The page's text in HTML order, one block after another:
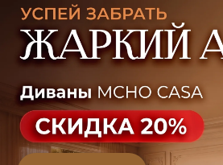
Панели
Свет
Декор
Контакты
Монтаж
Оплата и доставка
Ковры
+7 (499) 916-60-66
Ежедневно, с 10:00 до 21:00